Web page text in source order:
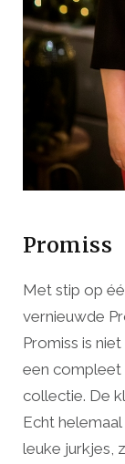
Promiss
Met stip op
vernieuwde
Promiss is
een compleet
collectie. De
Echt
leuke jurkjes,